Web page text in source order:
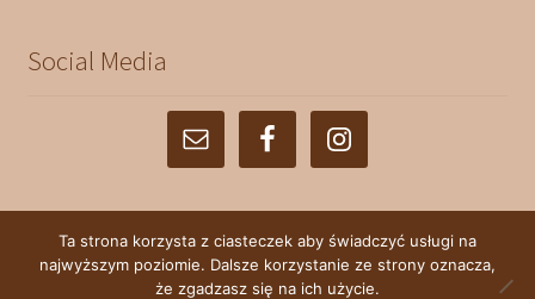
Social Media
© Farma Florystyczna 2026
Ta strona korzysta z ciasteczek aby świadczyć usługi na
najwyższym poziomie. Dalsze korzystanie ze strony oznacza,
że zgadzasz się na ich użycie.